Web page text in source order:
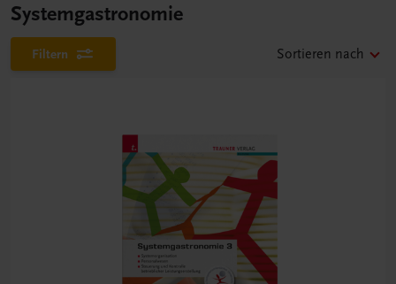
Systemgastronomie
Filtern Sortieren nach